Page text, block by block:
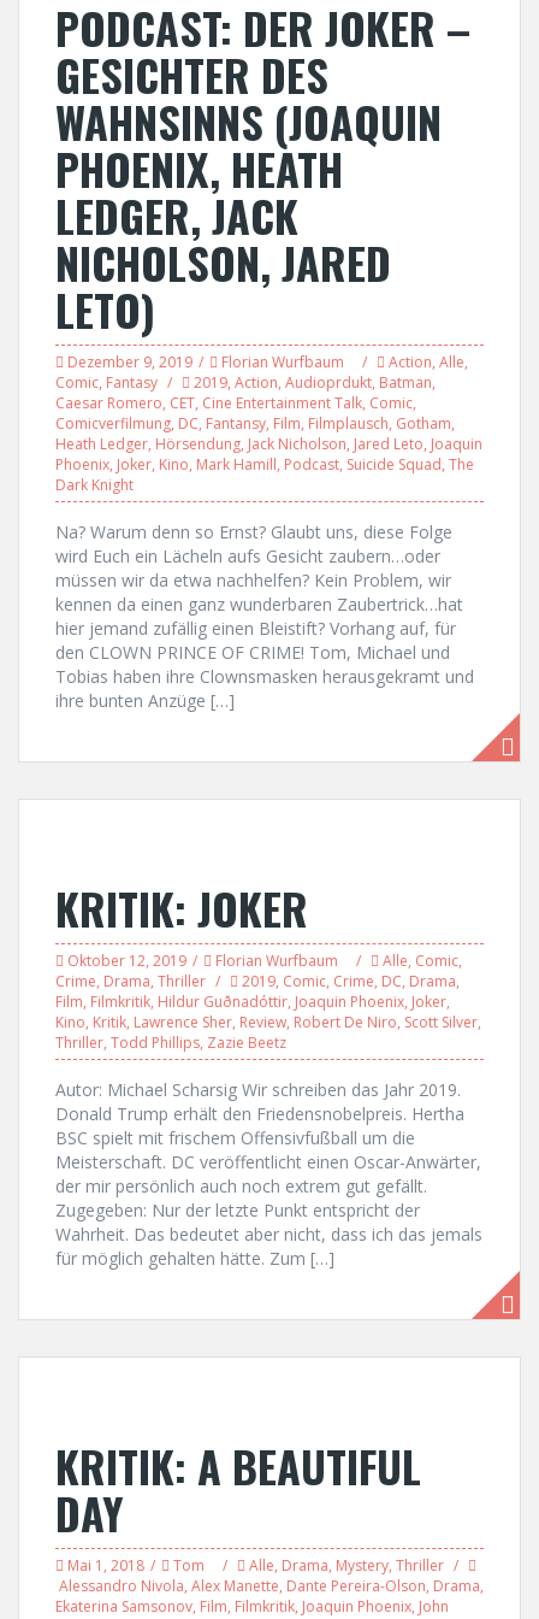
PODCAST: DER JOKER –
GESICHTER DES
WAHNSINNS (JOAQUIN
PHOENIX, HEATH
LEDGER, JACK
NICHOLSON, JARED
LETO)
Dezember 9, 2019 Florian Wurfbaum Action, Alle,
Comic, Fantasy 2019, Action, Audioprdukt, Batman,
Caesar Romero, CET, Cine Entertainment Talk, Comic,
Comicverfilmung, DC, Fantansy, Film, Filmplausch, Gotham,
Heath Ledger, Hörsendung, Jack Nicholson, Jared Leto, Joaquin
Phoenix, Joker, Kino, Mark Hamill, Podcast, Suicide Squad, The
Dark Knight
Na? Warum denn so Ernst? Glaubt uns, diese Folge
wird Euch ein Lächeln aufs Gesicht zaubern…oder
müssen wir da etwa nachhelfen? Kein Problem, wir
kennen da einen ganz wunderbaren Zaubertrick…hat
hier jemand zufällig einen Bleistift? Vorhang auf, für
den CLOWN PRINCE OF CRIME! Tom, Michael und
Tobias haben ihre Clownsmasken herausgekramt und
ihre bunten Anzüge […]
KRITIK: JOKER
Oktober 12, 2019 Florian Wurfbaum Alle, Comic,
Crime, Drama, Thriller 2019, Comic, Crime, DC, Drama,
Film, Filmkritik, Hildur Guðnadóttir, Joaquin Phoenix, Joker,
Kino, Kritik, Lawrence Sher, Review, Robert De Niro, Scott Silver,
Thriller, Todd Phillips, Zazie Beetz
Autor: Michael Scharsig Wir schreiben das Jahr 2019.
Donald Trump erhält den Friedensnobelpreis. Hertha
BSC spielt mit frischem Offensivfußball um die
Meisterschaft. DC veröffentlicht einen Oscar-Anwärter,
der mir persönlich auch noch extrem gut gefällt.
Zugegeben: Nur der letzte Punkt entspricht der
Wahrheit. Das bedeutet aber nicht, dass ich das jemals
für möglich gehalten hätte. Zum […]
KRITIK: A BEAUTIFUL
DAY
Mai 1, 2018 Tom Alle, Drama, Mystery, Thriller
Alessandro Nivola, Alex Manette, Dante Pereira-Olson, Drama,
Ekaterina Samsonov, Film, Filmkritik, Joaquin Phoenix, John